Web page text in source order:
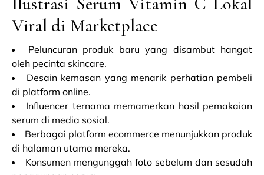
Viral di Marketplace
Peluncuran produk baru yang disambut hangat
oleh pecinta skincare.
Desain kemasan yang menarik perhatian pembeli
di platform online.
Influencer ternama memamerkan hasil pemakaian
serum di media sosial.
Berbagai platform ecommerce menunjukkan produk
di halaman utama mereka.
Konsumen mengunggah foto sebelum dan sesudah